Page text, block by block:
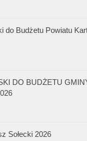
do Budżetu Powiatu
DO BUDŻETU
Sołecki 2026